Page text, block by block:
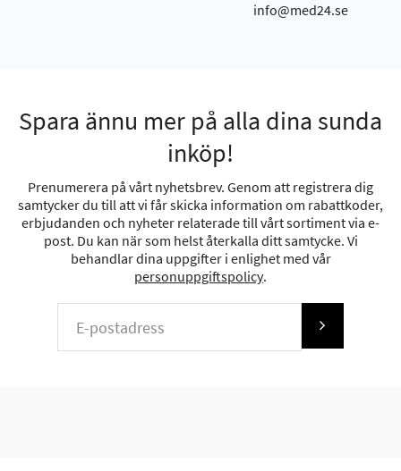
info@med24.se
Spara ännu mer på alla dina sunda
inköp!
Prenumerera på vårt nyhetsbrev. Genom att registrera dig
samtycker du till att vi får skicka information om rabattkoder,
erbjudanden och nyheter relaterade till vårt sortiment via e-
post. Du kan när som helst återkalla ditt samtycke. Vi
behandlar dina uppgifter i enlighet med vår
personuppgiftspolicy.